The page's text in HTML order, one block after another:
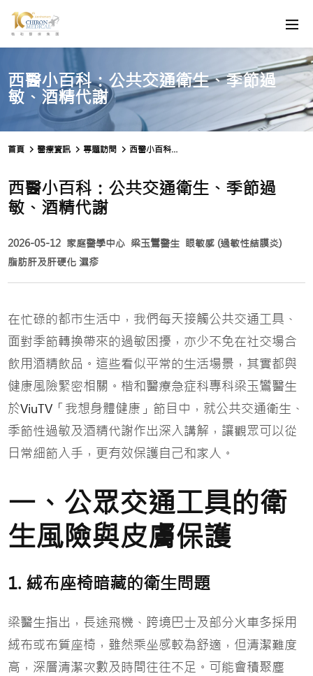
西醫小百科：公共交通衛生、季節過
敏、酒精代謝
首頁 醫療資訊 專題訪問 西醫小百科：公共交通衛生、季節過敏、酒精代謝
西醫小百科：公共交通衛生、季節過
敏、酒精代謝
2026-05-12 家庭醫學中心 梁玉鸞醫生 眼敏感 (過敏性結膜炎)
脂肪肝及肝硬化 濕疹
在忙碌的都市生活中，我們每天接觸公共交通工具、
面對季節轉換帶來的過敏困擾，亦少不免在社交場合
飲用酒精飲品。這些看似平常的生活場景，其實都與
健康風險緊密相關。楷和醫療急症科專科梁玉鸞醫生
於ViuTV 「我想身體健康」節目中，就公共交通衛生、
季節性過敏及酒精代謝作出深入講解，讓觀眾可以從
日常細節入手，更有效保護自己和家人。
一、公眾交通工具的衛
生風險與皮膚保護
1. 絨布座椅暗藏的衛生問題
梁醫生指出，長途飛機、跨境巴士及部分火車多採用
絨布或布質座椅，雖然乘坐感較為舒適，但清潔難度
高，深層清潔次數及時間往往不足。可能會積聚塵